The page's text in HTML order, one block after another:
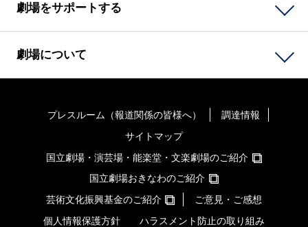
劇場をサポートする
劇場について
プレスルーム（報道関係の皆様へ）
調達情報
サイトマップ
国立劇場・演芸場・能楽堂・文楽劇場のご紹介
国立劇場おきなわのご紹介
芸術文化振興基金のご紹介
ご意見・ご感想
個人情報保護方針
ハラスメント防止の取り組み